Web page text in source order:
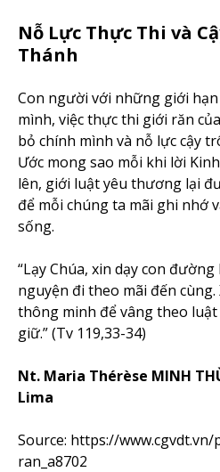
Nỗ Lực Thực Thi và
Thánh
Con người với những giới
mình, việc thực thi giới răn
bỏ chính mình và nỗ lực cậy
Ước mong sao mỗi khi lời
lên, giới luật yêu thương lại
để mỗi chúng ta mãi ghi nhớ
sống.
“Lạy Chúa, xin dạy con
nguyện đi theo mãi đến
thông minh để vâng theo
giữ.” (Tv 119,33-34)
Nt. Maria Thérèse MINH
Lima
Source: https://
ran_a8702